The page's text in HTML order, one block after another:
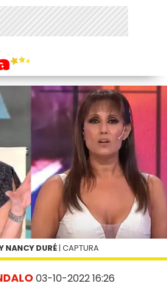
03-10-2022 16:26
NANCY DURÉ | CAPTURA